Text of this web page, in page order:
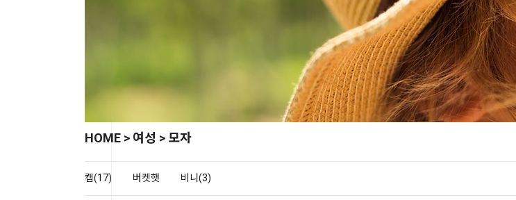
HOME > 여성 > 모자
캡(17) 버켓햇 비니(3)